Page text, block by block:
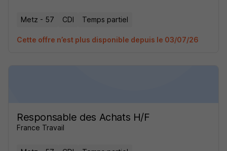
Metz - 57 CDI Temps partiel
Cette offre n’est plus disponible depuis le 03/07/26
Responsable des Achats H/F
France Travail